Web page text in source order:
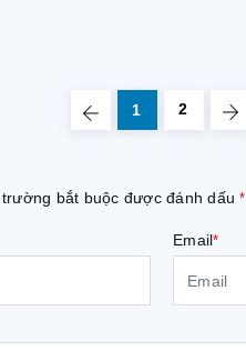
1 2
bắt buộc được đánh dấu*
Email*